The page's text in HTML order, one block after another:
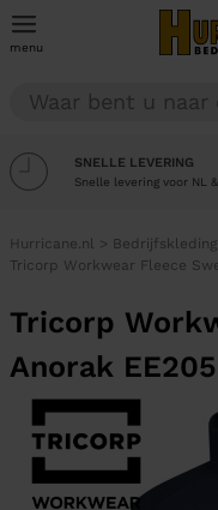
menu
SNELLE LEVERING
Snelle levering voor NL &
Hurricane.nl > Bedrijfskleding
Tricorp Workwear Fleece
Tricorp
Anorak